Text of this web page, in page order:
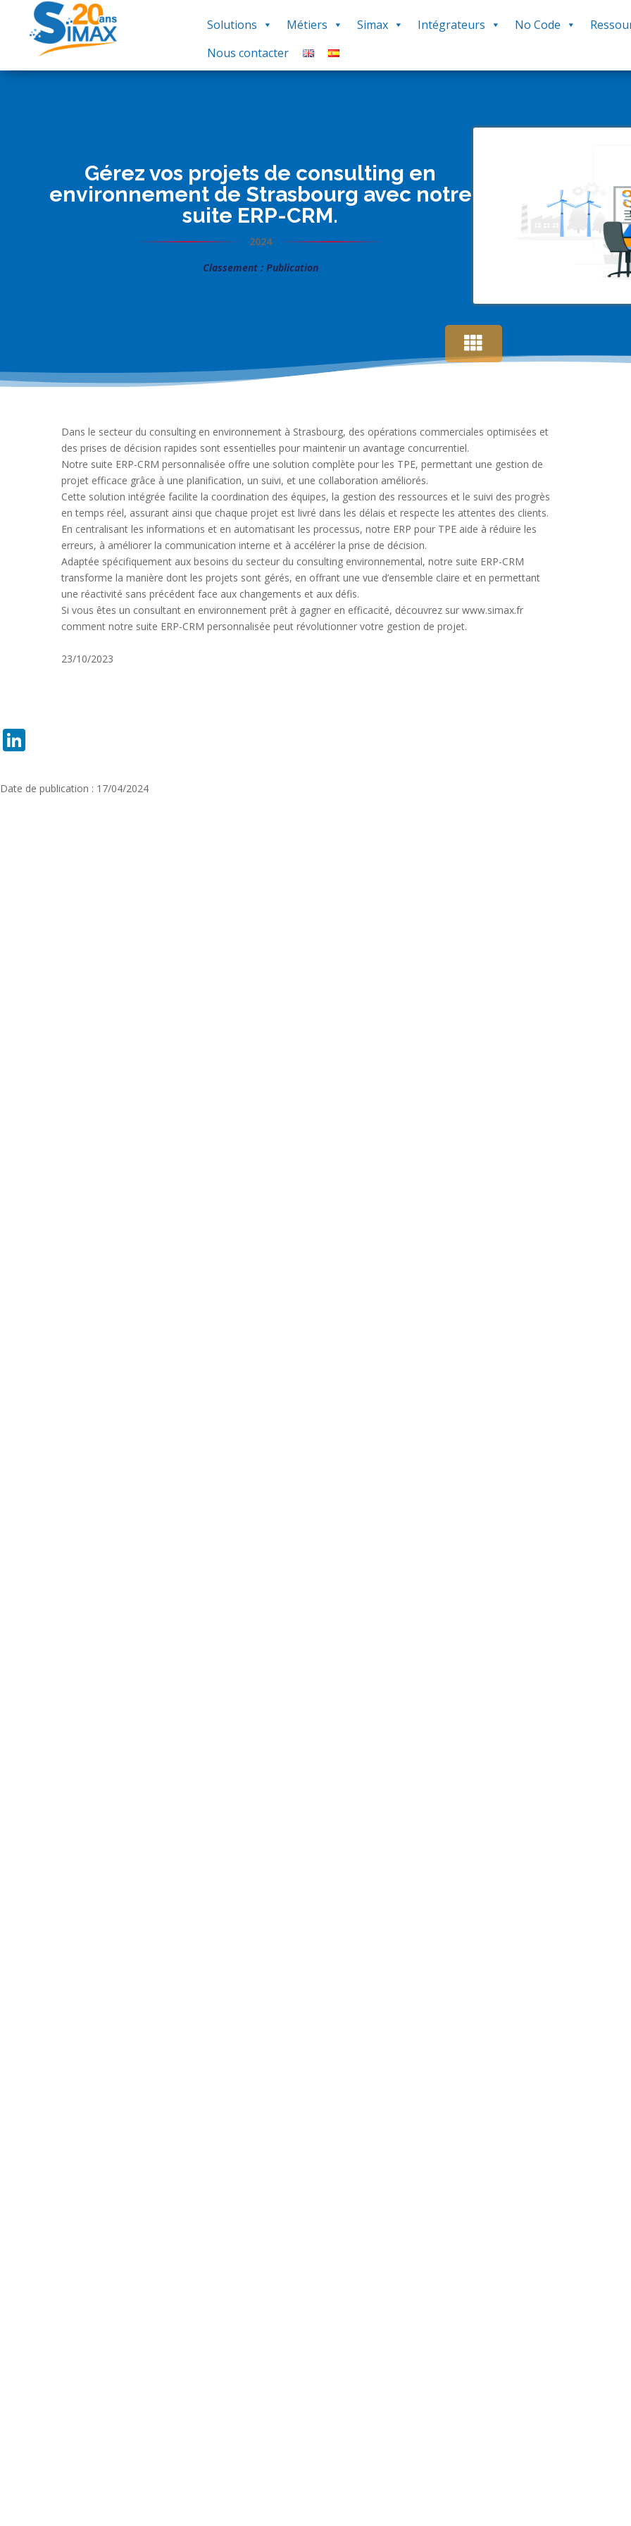
Solutions Métiers Simax Intégrateurs No Code
Nous contacter
Gérez vos projets de consulting en
environnement de Strasbourg avec notre
suite ERP-CRM.
2024
Classement : Publication
Dans le secteur du consulting en environnement à Strasbourg, des opérations commerciales optimisées et
des prises de décision rapides sont essentielles pour maintenir un avantage concurrentiel.
Notre suite ERP-CRM personnalisée offre une solution complète pour les TPE, permettant une gestion de
projet efficace grâce à une planification, un suivi, et une collaboration améliorés.
Cette solution intégrée facilite la coordination des équipes, la gestion des ressources et le suivi des progrès
en temps réel, assurant ainsi que chaque projet est livré dans les délais et respecte les attentes des clients.
En centralisant les informations et en automatisant les processus, notre ERP pour TPE aide à réduire les
erreurs, à améliorer la communication interne et à accélérer la prise de décision.
Adaptée spécifiquement aux besoins du secteur du consulting environnemental, notre suite ERP-CRM
transforme la manière dont les projets sont gérés, en offrant une vue d’ensemble claire et en permettant
une réactivité sans précédent face aux changements et aux défis.
Si vous êtes un consultant en environnement prêt à gagner en efficacité, découvrez sur www.simax.fr
comment notre suite ERP-CRM personnalisée peut révolutionner votre gestion de projet.
23/10/2023
Date de publication : 17/04/2024